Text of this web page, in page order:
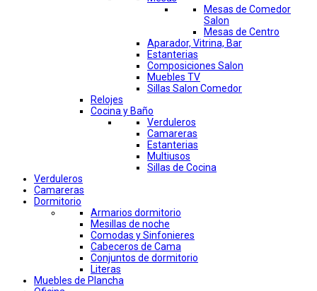
Mesas de Comedor
Salon
Mesas de Centro
Aparador, Vitrina, Bar
Estanterias
Composiciones Salon
Muebles TV
Sillas Salon Comedor
Relojes
Cocina y Baño
Verduleros
Camareras
Estanterias
Multiusos
Sillas de Cocina
Verduleros
Camareras
Dormitorio
Armarios dormitorio
Mesillas de noche
Comodas y Sinfonieres
Cabeceros de Cama
Conjuntos de dormitorio
Literas
Muebles de Plancha